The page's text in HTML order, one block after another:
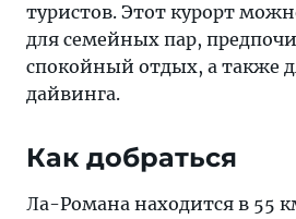
туристов. Этот курорт
для семейных пар,
спокойный отдых, а также
дайвинга.
Как добраться
Ла-Романа находится в 55